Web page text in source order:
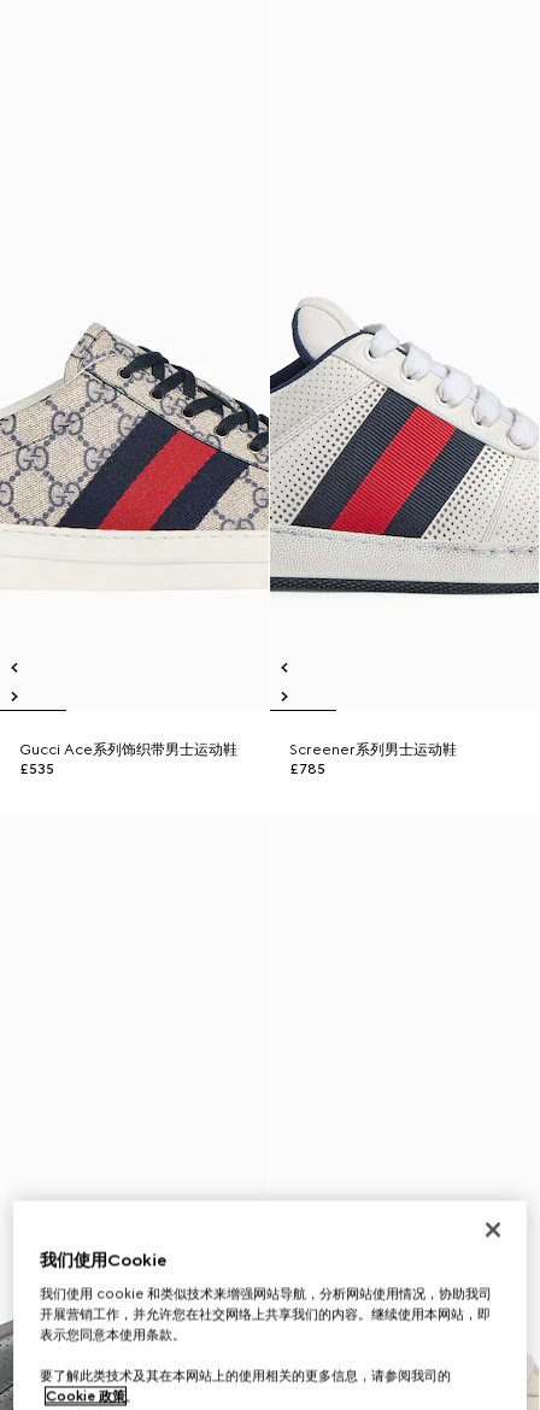
Gucci Ace系列饰织带男士运动鞋
£535
Screener系列男士运动鞋
£785
我们使用Cookie
我们使用 cookie 和类似技术来增强网站导航，分析网站使用情况，协助我司
开展营销工作，并允许您在社交网络上共享我们的内容。继续使用本网站，即
表示您同意本使用条款。
要了解此类技术及其在本网站上的使用相关的更多信息，请参阅我司的
Cookie 政策。